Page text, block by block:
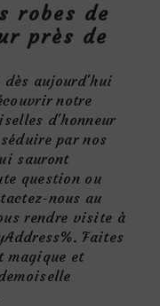
robes de
près de
dès aujourd'hui
notre
d'honneur
par nos
sauront
question ou
nous au
rendre visite à
Faites
magique et